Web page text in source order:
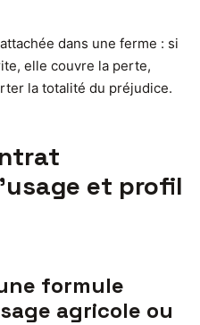
dans une ferme : si
elle couvre la perte,
la totalité du préjudice.
et profil
formule
agricole ou